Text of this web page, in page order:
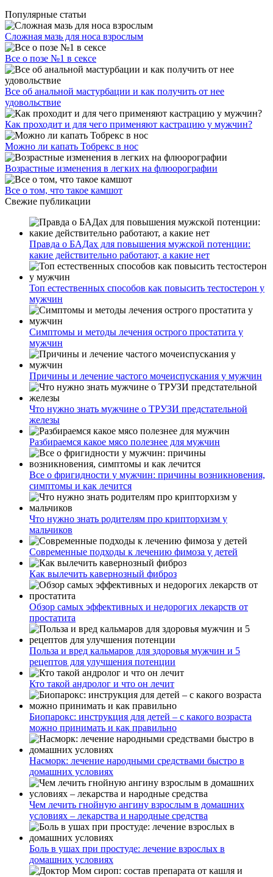
Популярные статьи
Сложная мазь для носа взрослым
Все о позе №1 в сексе
Все об анальной мастурбации и как получить от нее
удовольствие
Как проходит и для чего применяют кастрацию у мужчин?
Можно ли капать Тобрекс в нос
Возрастные изменения в легких на флюорографии
Все о том, что такое камшот
Свежие публикации
Правда о БАДах для повышения мужской потенции:
какие действительно работают, а какие нет
Топ естественных способов как повысить тестостерон у
мужчин
Симптомы и методы лечения острого простатита у
мужчин
Причины и лечение частого мочеиспускания у мужчин
Что нужно знать мужчине о ТРУЗИ предстательной
железы
Разбираемся какое мясо полезнее для мужчин
Все о фригидности у мужчин: причины возникновения,
симптомы и как лечится
Что нужно знать родителям про крипторхизм у
мальчиков
Современные подходы к лечению фимоза у детей
Как вылечить кавернозный фиброз
Обзор самых эффективных и недорогих лекарств от
простатита
Польза и вред кальмаров для здоровья мужчин и 5
рецептов для улучшения потенции
Кто такой андролог и что он лечит
Биопарокс: инструкция для детей – с какого возраста
можно принимать и как правильно
Насморк: лечение народными средствами быстро в
домашних условиях
Чем лечить гнойную ангину взрослым в домашних
условиях – лекарства и народные средства
Боль в ушах при простуде: лечение взрослых в
домашних условиях